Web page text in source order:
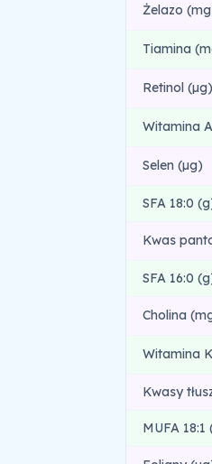
Żelazo
Tiamina
Retinol (µg)
Witamina
Selen (µg)
SFA 18:0
Kwas
SFA 16:0
Cholina
Witamina
Kwasy
MUFA 18:1